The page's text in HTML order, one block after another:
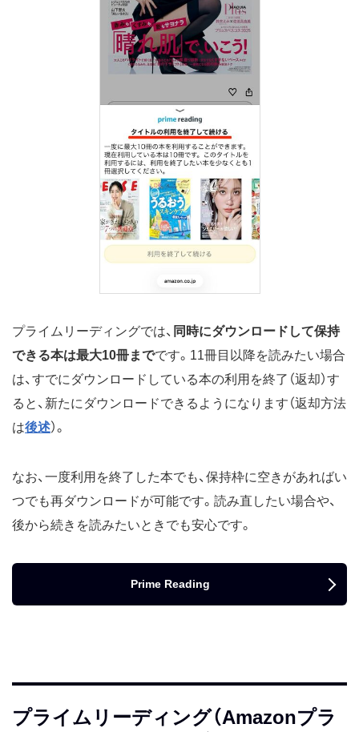
プライムリーディングでは、 同時にダウンロードして保持
できる本は最大10冊までです。11冊目以降を読みたい場合
は、すでにダウンロードしている本の利用を終了（返却）す
ると、新たにダウンロードできるようになります（返却方法
は後述）。
なお、一度利用を終了した本でも、保持枠に空きがあればい
つでも再ダウンロードが可能です。読み直したい場合や、
後から続きを読みたいときでも安心です。
Prime Reading
プライムリーディング（Amazonプラ